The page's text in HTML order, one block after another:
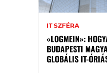
IT SZFÉRA
«LOGMEIN»:
BUDAPESTI
GLOBÁLIS IT-